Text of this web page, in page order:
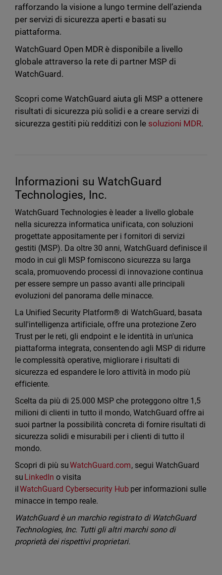
rafforzando la visione a lungo termine dell’azienda
per servizi di sicurezza aperti e basati su
piattaforma.
WatchGuard Open MDR è disponibile a livello
globale attraverso la rete di partner MSP di
WatchGuard.
Scopri come WatchGuard aiuta gli MSP a ottenere
risultati di sicurezza più solidi e a creare servizi di
sicurezza gestiti più redditizi con le soluzioni MDR.
Informazioni su WatchGuard
Technologies, Inc.
WatchGuard Technologies è leader a livello globale
nella sicurezza informatica unificata, con soluzioni
progettate appositamente per i fornitori di servizi
gestiti (MSP). Da oltre 30 anni, WatchGuard definisce il
modo in cui gli MSP forniscono sicurezza su larga
scala, promuovendo processi di innovazione continua
per essere sempre un passo avanti alle principali
evoluzioni del panorama delle minacce.
La Unified Security Platform® di WatchGuard, basata
sull'intelligenza artificiale, offre una protezione Zero
Trust per le reti, gli endpoint e le identità in un'unica
piattaforma integrata, consentendo agli MSP di ridurre
le complessità operative, migliorare i risultati di
sicurezza ed espandere le loro attività in modo più
efficiente.
Scelta da più di 25.000 MSP che proteggono oltre 1,5
milioni di clienti in tutto il mondo, WatchGuard offre ai
suoi partner la possibilità concreta di fornire risultati di
sicurezza solidi e misurabili per i clienti di tutto il
mondo.
Scopri di più suWatchGuard.com, segui WatchGuard
su LinkedIn o visita
ilWatchGuard Cybersecurity Hub per informazioni sulle
minacce in tempo reale.
WatchGuard è un marchio registrato di WatchGuard
Technologies, Inc. Tutti gli altri marchi sono di
proprietà dei rispettivi proprietari.